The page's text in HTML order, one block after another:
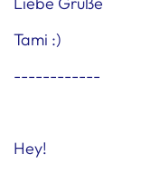
Tami :)
------------
Hey!